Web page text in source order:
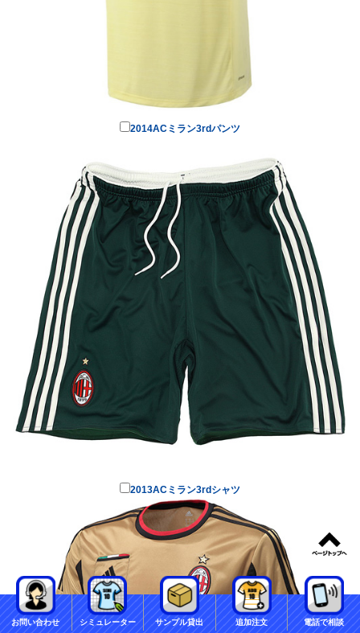
2014ACミラン3rdパンツ
2013ACミラン3rdシャツ
お問い合わせ シミュレーター サンプル貸出 追加注文 電話で相談